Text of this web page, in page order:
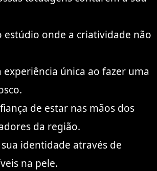
estúdio onde a criatividade não
experiência única ao fazer uma
de estar nas mãos dos
da região.
sua identidade através de
na pele.